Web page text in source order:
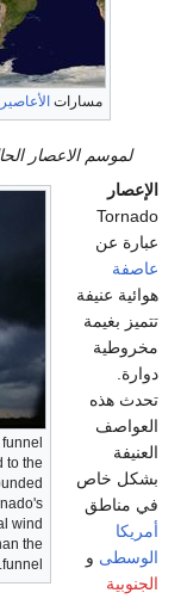
مسارات الأعاصير
لموسم الاعصار
to the
wind
the
funnel.
الإعصار
Tornado
عبارة عن
عاصفة
هوائية عنيفة
تتميز بغيمة
مخروطية
دوارة.
تحدث هذه
العواصف
العنيفة
بشكل خاص
في مناطق
أمريكا
الوسطى و
الجنوبية